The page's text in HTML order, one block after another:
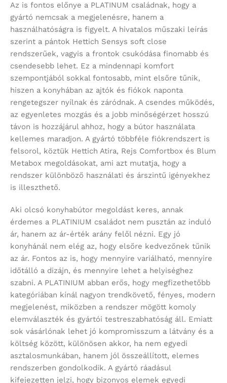
Az is fontos előnye a PLATINUM családnak, hogy a
gyártó nemcsak a megjelenésre, hanem a
használhatóságra is figyelt. A hivatalos műszaki leírás
szerint a pántok Hettich Sensys soft close
rendszerűek, vagyis a frontok csukódása finomabb és
csendesebb lehet. Ez a mindennapi komfort
szempontjából sokkal fontosabb, mint elsőre tűnik,
hiszen a konyhában az ajtók és fiókok naponta
rengetegszer nyílnak és záródnak. A csendes működés,
az egyenletes mozgás és a jobb minőségérzet hosszú
távon is hozzájárul ahhoz, hogy a bútor használata
kellemes maradjon. A gyártó többféle fiókrendszert is
felsorol, köztük Hettich Atira, Rejs Comfortbox és Blum
Metabox megoldásokat, ami azt mutatja, hogy a
rendszer különböző használati és árszintű igényekhez
is illeszthető.
Aki olcsó konyhabútor megoldást keres, annak
érdemes a PLATINIUM családot nem pusztán az induló
ár, hanem az ár-érték arány felől nézni. Egy jó
konyhánál nem elég az, hogy elsőre kedvezőnek tűnik
az ár. Fontos az is, hogy mennyire variálható, mennyire
időtálló a dizájn, és mennyire lehet a helyiséghez
szabni. A PLATINIUM abban erős, hogy megfizethetőbb
kategóriában kínál nagyon trendkövető, fényes, modern
megjelenést, miközben a rendszer mögött komoly
elemválaszték és gyártói testreszabhatóság áll. Emiatt
sok vásárlónak lehet jó kompromisszum a látvány és a
költség között, különösen akkor, ha nem egyedi
asztalosmunkában, hanem jól összeállított, elemes
rendszerben gondolkodik. A gyártó ráadásul
kifejezetten jelzi, hogy bizonyos elemek egyedi